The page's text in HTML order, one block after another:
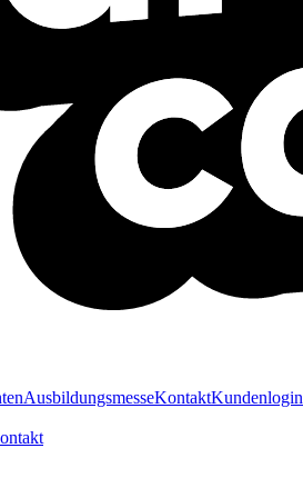
AusbildungsmesseKontaktKundenlogin